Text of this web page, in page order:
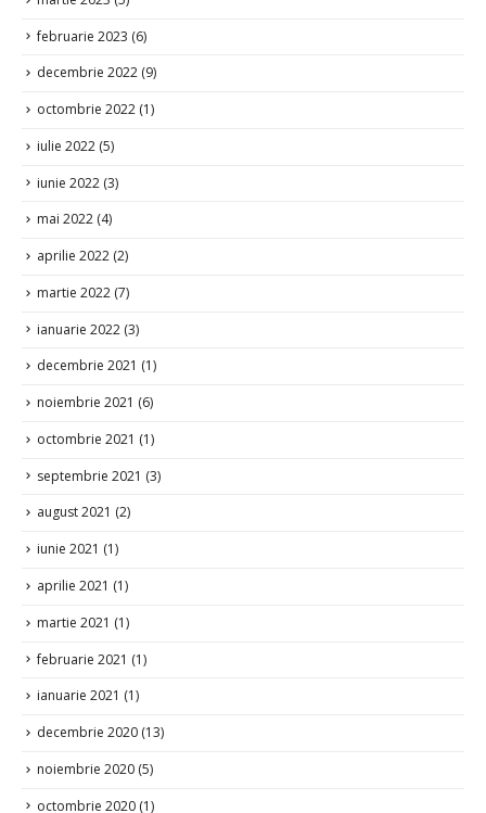
februarie 2023 (6)
decembrie 2022 (9)
octombrie 2022 (1)
iulie 2022 (5)
iunie 2022 (3)
mai 2022 (4)
aprilie 2022 (2)
martie 2022 (7)
ianuarie 2022 (3)
decembrie 2021 (1)
noiembrie 2021 (6)
octombrie 2021 (1)
septembrie 2021 (3)
august 2021 (2)
iunie 2021 (1)
aprilie 2021 (1)
martie 2021 (1)
februarie 2021 (1)
ianuarie 2021 (1)
decembrie 2020 (13)
noiembrie 2020 (5)
octombrie 2020 (1)